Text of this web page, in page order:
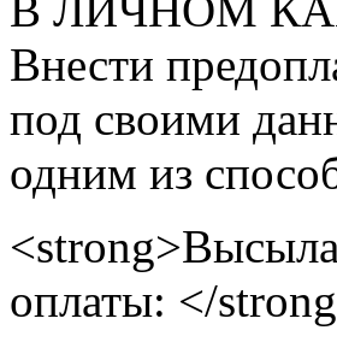
В ЛИЧНОМ
Внести
под своими
одним из
оплаты: </